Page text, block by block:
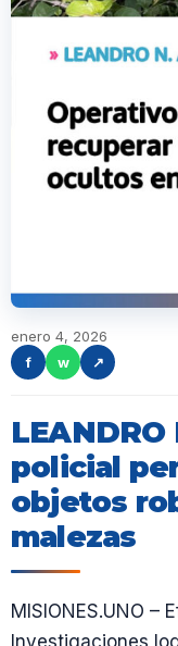
enero 4, 2026
f
w ↗
policial
objetos
malezas
MISIONES.UNO –